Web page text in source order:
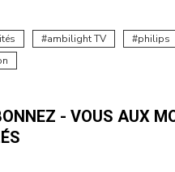
ambilight TV
philips
- VOUS AUX